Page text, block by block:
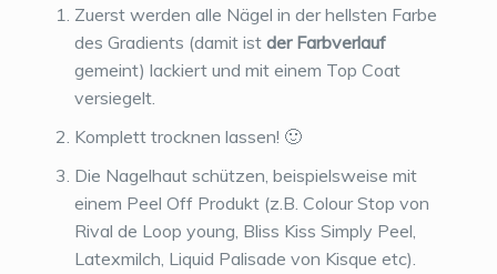
Zuerst werden alle Nägel in der hellsten Farbe
des Gradients (damit ist der Farbverlauf
gemeint) lackiert und mit einem Top Coat
versiegelt.
Komplett trocknen lassen! 🙂
Die Nagelhaut schützen, beispielsweise mit
einem Peel Off Produkt (z.B. Colour Stop von
Rival de Loop young, Bliss Kiss Simply Peel,
Latexmilch, Liquid Palisade von Kisque etc).